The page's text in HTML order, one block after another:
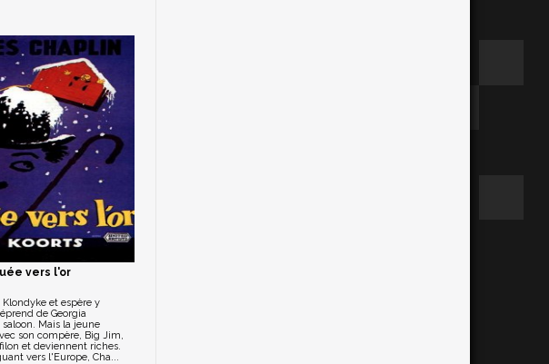
vers l'or
et espère y
de Georgia
Mais la jeune
son compère, Big Jim,
et deviennent riches.
vers l'Europe, Cha...